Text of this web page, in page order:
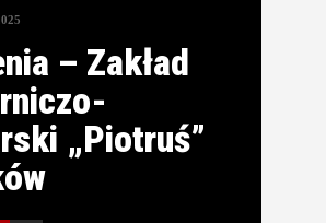
– Zakład
„Piotruś”